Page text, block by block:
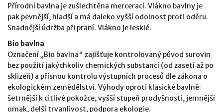
Přírodní bavlna je zušlechtěna mercerací. Vlákno bavlny je
pak pevnější, hladší a má daleko vyšší odolnost proti oděru.
Snadnější údržba při praní. Vlákno je lesklé.
Bio bavlna
Označení „Bio bavlna" zajišťuje kontrolovaný původ surovin
bez použití jakýchkoliv chemických substancí (od zasetí až po
sklizeň) a přísnou kontrolu výstupních procesů dle zákona o
ekologickém zemědělství. Výhody oproti klasické bavlně:
šetrnější k citlivé pokožce, vyšší stupeň prodyšnosti, jemnější
omak, delší trvanlivost, podpora ekologie.